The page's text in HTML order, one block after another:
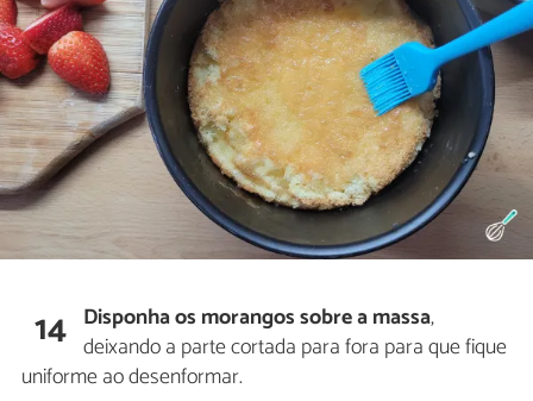
14 Disponha os morangos sobre a massa,
deixando a parte cortada para fora para que fique
uniforme ao desenformar.